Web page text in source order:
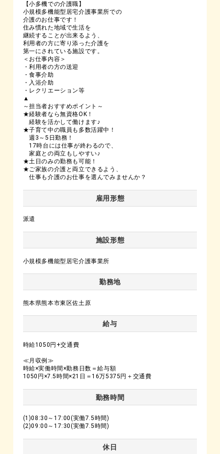
【小多機での介護職】
小規模多機能型居宅介護事業所での
介護のお仕事です！
住み慣れた地域で生活を
継続することが出来るよう、
利用者の方に寄り添った介護を
第一にされている施設です。
＜お仕事内容＞
・利用者の方の送迎
・食事介助
・入浴介助
・レクリエーション等
▲
～担当者おすすめポイント～
★経験者なら無資格OK！
経験を活かして働けます♪
★子育て中の職員も多数活躍中！
週3～5日勤務！
17時台には仕事が終わるので、
家庭との両立もしやすい♪
★土日のみの勤務も可能！
★ご家族の介護と両立できるよう、
仕事も介護のお仕事を選んでみませんか？
雇用形態
派遣
施設形態
小規模多機能型居宅介護事業所
勤務地
熊本県熊本市東区佐土原
給与
時給1050円+交通費
≪月収例≫
時給×実働時間×勤務日数＝給与額
1050円×7.5時間×21日＝16万5375円＋交通費
勤務時間
(1)08:30～17:00(実働7.5時間)
(2)09:00～17:30(実働7.5時間)
休日